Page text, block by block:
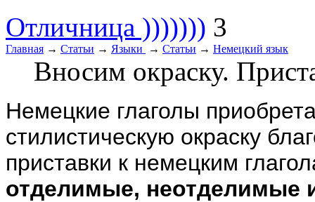
Отличница ))))))) 3
Главная → Статьи → Языки → Статьи → Немецкий язык
Вносим окраску.
Немецкие глаголы
стилистическую окраску
приставки к немецким
отделимые, неотделимые